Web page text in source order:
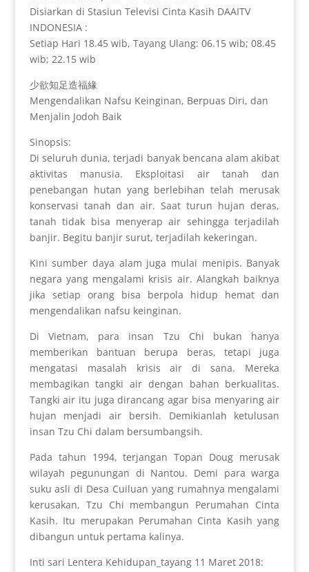
Disiarkan di Stasiun Televisi Cinta Kasih DAAITV
INDONESIA :
Setiap Hari 18.45 wib, Tayang Ulang: 06.15 wib; 08.45
wib; 22.15 wib
少欲知足造福緣
Mengendalikan Nafsu Keinginan, Berpuas Diri, dan
Menjalin Jodoh Baik
Sinopsis:
Di seluruh dunia, terjadi banyak bencana alam akibat
aktivitas manusia. Eksploitasi air tanah dan
penebangan hutan yang berlebihan telah merusak
konservasi tanah dan air. Saat turun hujan deras,
tanah tidak bisa menyerap air sehingga terjadilah
banjir. Begitu banjir surut, terjadilah kekeringan.
Kini sumber daya alam juga mulai menipis. Banyak
negara yang mengalami krisis air. Alangkah baiknya
jika setiap orang bisa berpola hidup hemat dan
mengendalikan nafsu keinginan.
Di Vietnam, para insan Tzu Chi bukan hanya
memberikan bantuan berupa beras, tetapi juga
mengatasi masalah krisis air di sana. Mereka
membagikan tangki air dengan bahan berkualitas.
Tangki air itu juga dirancang agar bisa menyaring air
hujan menjadi air bersih. Demikianlah ketulusan
insan Tzu Chi dalam bersumbangsih.
Pada tahun 1994, terjangan Topan Doug merusak
wilayah pegunungan di Nantou. Demi para warga
suku asli di Desa Cuiluan yang rumahnya mengalami
kerusakan, Tzu Chi membangun Perumahan Cinta
Kasih. Itu merupakan Perumahan Cinta Kasih yang
dibangun untuk pertama kalinya.
Inti sari Lentera Kehidupan_tayang 11 Maret 2018: